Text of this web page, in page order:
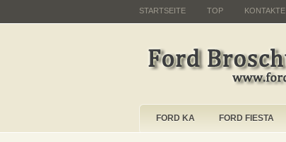
STARTSEITE TOP KONTAKTE
FORD KA FORD FIESTA